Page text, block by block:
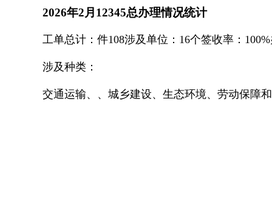
2026年2月12345总办理情况统计
工单总计：件108涉及单位：16个签收率：100%
涉及种类：
交通运输、、城乡建设、生态环境、劳动保障